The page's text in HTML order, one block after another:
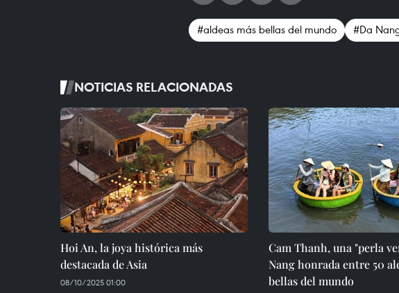
#aldeas más bellas del mundo #Da
NOTICIAS RELACIONADAS
Hoi An, la joya histórica más
destacada de Asia
08/10/2025 01:00
Cam Thanh, una "perla
Nang honrada entre 50
bellas del mundo